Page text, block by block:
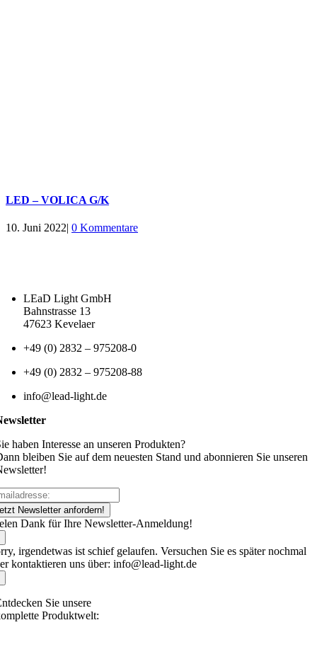
LED – VOLICA G/K
10. Juni 2022| 0 Kommentare
LEaD Light GmbH
Bahnstrasse 13
47623 Kevelaer
+49 (0) 2832 – 975208-0
+49 (0) 2832 – 975208-88
info@lead-light.de
haben Interesse an unseren Produkten?
bleiben Sie auf dem neuesten Stand und abonnieren Sie unseren
Newsletter anfordern!
Dank für Ihre Newsletter-Anmeldung!
irgendetwas ist schief gelaufen. Versuchen Sie es später nochmal
kontaktieren uns über: info@lead-light.de
Sie unsere
Produktwelt: